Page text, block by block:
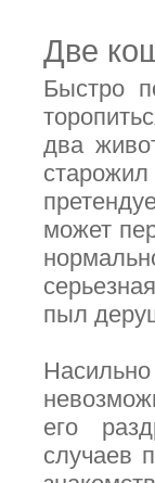
Две
Быстро
два
старожил
может
пыл
его
случаев